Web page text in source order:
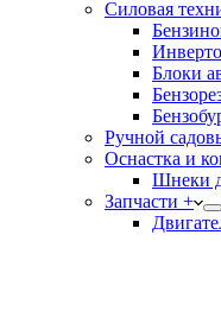
Силовая
Блоки
Ручной
Оснастка и
Шнеки
Запчасти +